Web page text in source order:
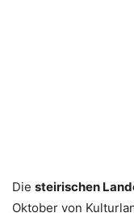
Die steirischen
Oktober von